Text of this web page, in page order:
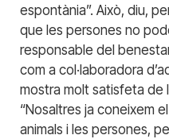
espontània”. Això, diu,
que les persones no
responsable del
com a col·laboradora
mostra molt satisfeta de
“Nosaltres ja coneixem
animals i les persones,